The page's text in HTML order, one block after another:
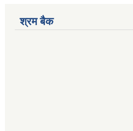
श्रम बैक